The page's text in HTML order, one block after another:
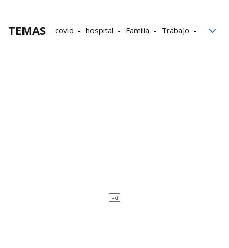
TEMAS covid hospital Familia
Trabajo